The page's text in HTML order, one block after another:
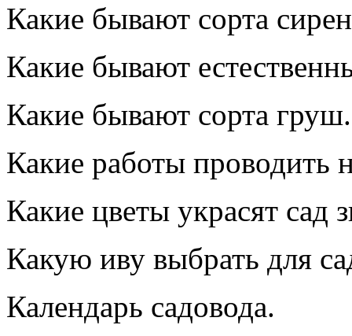
Какие бывают сорта
Какие бывают
Какие бывают сорта груш.
Какие работы проводить
Какие цветы украсят сад
Какую иву выбрать для
Календарь садовода.